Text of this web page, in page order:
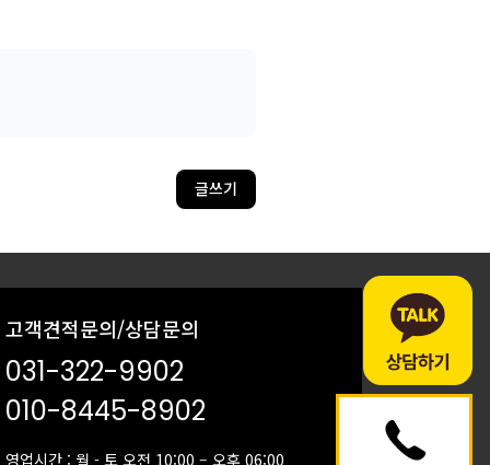
글쓰기
고객견적문의/상담문의
031-322-9902
010-8445-8902
영업시간 : 월 - 토 오전 10:00 – 오후 06:00